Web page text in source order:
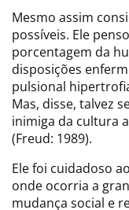
Mesmo assim
possíveis. Ele
porcentagem da
disposições
pulsional
Mas, disse, talvez
inimiga da cultura
(Freud: 1989).
Ele foi cuidadoso
onde ocorria a
mudança social e